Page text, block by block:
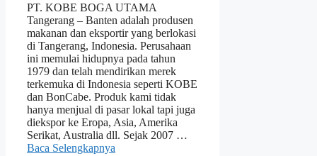
PT. KOBE BOGA UTAMA
Tangerang – Banten adalah produsen
makanan dan eksportir yang berlokasi
di Tangerang, Indonesia. Perusahaan
ini memulai hidupnya pada tahun
1979 dan telah mendirikan merek
terkemuka di Indonesia seperti KOBE
dan BonCabe. Produk kami tidak
hanya menjual di pasar lokal tapi juga
diekspor ke Eropa, Asia, Amerika
Serikat, Australia dll. Sejak 2007 …
Baca Selengkapnya